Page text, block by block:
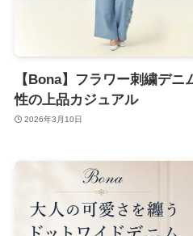
【Bona】フラワー刺繍デ
性の上品カジュアル
2026年3月10日